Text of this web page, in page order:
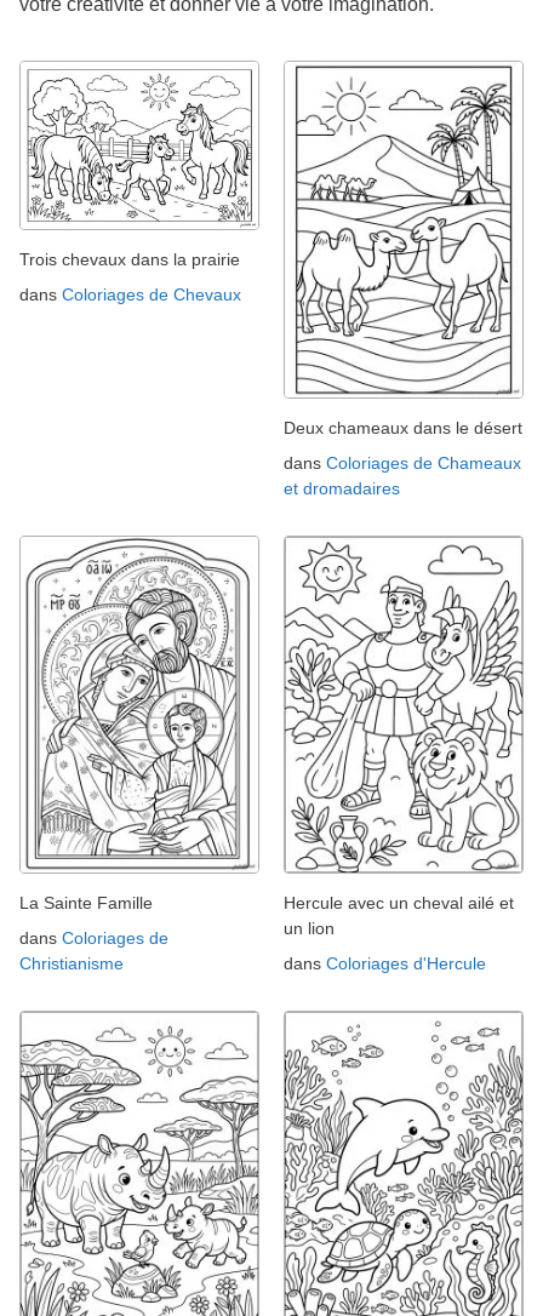
Trois chevaux dans la prairie
dans Coloriages de Chevaux
Deux chameaux dans le désert
dans Coloriages de Chameaux
et dromadaires
La Sainte Famille
dans Coloriages de
Christianisme
Hercule avec un cheval ailé et
un lion
dans Coloriages d'Hercule